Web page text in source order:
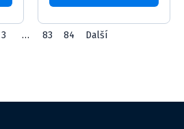
3 … 83 84 Další